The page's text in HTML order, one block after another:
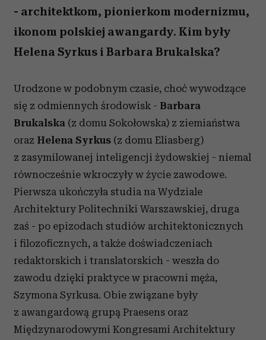
- architektkom, pionierkom modernizmu,
ikonom polskiej awangardy. Kim były
Helena Syrkus i Barbara Brukalska?
Urodzone w podobnym czasie, choć wywodzące
się z odmiennych środowisk - Barbara
Brukalska (z domu Sokołowska) z ziemiaństwa
oraz Helena Syrkus (z domu Eliasberg)
z zasymilowanej inteligencji żydowskiej - niemal
równocześnie wkroczyły w życie zawodowe.
Pierwsza ukończyła studia na Wydziale
Architektury Politechniki Warszawskiej, druga
zaś - po epizodach studiów architektonicznych
i filozoficznych, a także doświadczeniach
redaktorskich i translatorskich - weszła do
zawodu dzięki praktyce w pracowni męża,
Szymona Syrkusa. Obie związane były
z awangardową grupą Praesens oraz
Międzynarodowymi Kongresami Architektury